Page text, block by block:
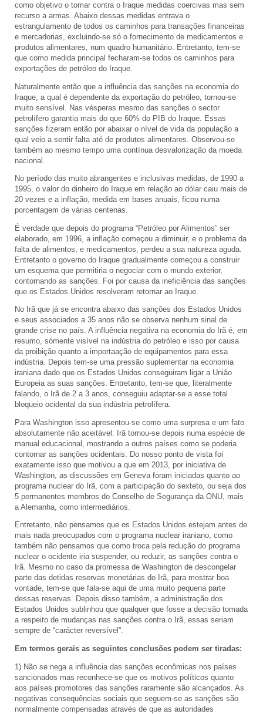
como objetivo o tomar contra o Iraque medidas coercivas mas sem
recurso a armas. Abaixo dessas medidas entrava o
estrangulamento de todos os caminhos para transações financeiras
e mercadorias, excluindo-se só o fornecimento de medicamentos e
produtos alimentares, num quadro humanitário. Entretanto, tem-se
que como medida principal fecharam-se todos os caminhos para
exportações de petróleo do Iraque.
Naturalmente então que a influência das sanções na economia do
Iraque, a qual é dependente da exportação do petróleo, tornou-se
muito sensível. Nas vésperas mesmo das sanções o sector
petrolífero garantia mais do que 60% do PIB do Iraque. Essas
sanções fizeram então por abaixar o nível de vida da população a
qual veio a sentir falta até de produtos alimentares. Observou-se
também ao mesmo tempo uma contínua desvalorização da moeda
nacional.
No período das muito abrangentes e inclusivas medidas, de 1990 a
1995, o valor do dinheiro do Iraque em relação ao dólar caiu mais de
20 vezes e a inflação, medida em bases anuais, ficou numa
porcentagem de várias centenas.
É verdade que depois do programa “Petróleo por Alimentos” ser
elaborado, em 1996, a inflação começou a diminuir, e o problema da
falta de alimentos, e medicamentos, perdeu a sua natureza aguda.
Entretanto o governo do Iraque gradualmente começou a construir
um esquema que permitiria o negociar com o mundo exterior,
contornando as sanções. Foi por causa da ineficiência das sanções
que os Estados Unidos resolveram retornar ao Iraque.
No Irã que já se encontra abaixo das sanções dos Estados Unidos
e seus associados a 35 anos não se observa nenhum sinal de
grande crise no país. A influência negativa na economia do Irã é, em
resumo, sómente visível na indústria do petróleo e isso por causa
da proibição quanto a importaação de equipamentos para essa
indústria. Depois tem-se uma pressão suplementar na economia
iraniana dado que os Estados Unidos conseguiram ligar a União
Europeia as suas sanções. Entretanto, tem-se que, literalmente
falando, o Irã de 2 a 3 anos, conseguiu adaptar-se a esse total
bloqueio ocidental da sua indústria petrolífera.
Para Washington isso apresentou-se como uma surpresa e um fato
absolutamente não aceitável. Irã tornou-se depois numa espécie de
manual educacional, mostrando a outros países como se poderia
contornar as sanções ocidentais. Do nosso ponto de vista foi
exatamente isso que motivou a que em 2013, por iniciativa de
Washington, as discussões em Geneva foram iniciadas quanto ao
programa nuclear do Irã, com a participação do sexteto, ou seja dos
5 permanentes membros do Conselho de Segurança da ONU, mais
a Alemanha, como intermediários.
Entretanto, não pensamos que os Estados Unidos estejam antes de
mais nada preocupados com o programa nuclear iraniano, como
também não pensamos que como troca pela redução do programa
nuclear o ocidente iria suspender, ou reduzir, as sanções contra o
Irã. Mesmo no caso da promessa de Washington de descongelar
parte das detidas reservas monetárias do Irã, para mostrar boa
vontade, tem-se que fala-se aqui de uma muito pequena parte
dessas reservas. Depois disso também, a administração dos
Estados Unidos sublinhou que qualquer que fosse a decisão tomada
a respeito de mudanças nas sanções contra o Irã, essas seriam
sempre de “carácter reversível”.
Em termos gerais as seguintes conclusões podem ser tiradas:
1) Não se nega a influência das sanções econômicas nos países
sancionados mas reconhece-se que os motivos políticos quanto
aos países promotores das sanções raramente são alcançados. As
negativas consequências sociais que seguem-se as sanções são
normalmente compensadas através de que as autoridades